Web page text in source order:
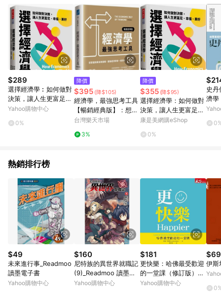
市場 45 天內完成訂單出貨及結帳，則不符合贈點資格。 (4) 如
使用APP、或中途瀏覽比價網、回饋網、Google等其他網頁、或
由網頁版(電腦版/手機版網頁)切換為App都將會造成追蹤中斷而
無法進行 LINE POINTS 回饋。 (5) LINE 購物為購物資訊整合性
平台，商品資料更新會有時間差，如顯示之商品規格、顏色、價
位、贈品與台灣樂天市場銷售網頁不符，以銷售網頁標示為準。
(6) 導購訂單已逾 365 天，根據台灣樂天回饋規定，逾期訂單將
不符合回饋資格。 (7) 若上述或其他原因，致使消費者無接收到
點數回饋或點數回饋有爭議，台灣樂天市場保有更改條款與法律
追訴之權利，活動詳情以樂天市場網站公告為準。
$289
選擇經濟學︰如何做對
決策，讓人生更富足、
幸福、美好[二手書_良
Yahoo購物中心
0%
降價
$395 (降$105)
經濟學，最強思考工具
【暢銷經典版】：想掌
握商業底層邏輯，要像
邦讀書花園】
台灣樂天市場
3%
降價
$355 (降$95)
選擇經濟學：如何做對
決策，讓人生更富足、
幸福、美好
康是美網購eShop
0%
史丹
濟學
6個
熱銷排行榜
$49
未來進行事_Readmoo
讀墨電子書
Yahoo購物中心
$160
尼特族的異世界就職記
(9)_Readmoo 讀墨電
子書
Yahoo購物中心
$181
更快樂：哈佛最受歡迎
的一堂課（修訂版）
[二手書_普通]
Yahoo購物中心
$69
伊斯